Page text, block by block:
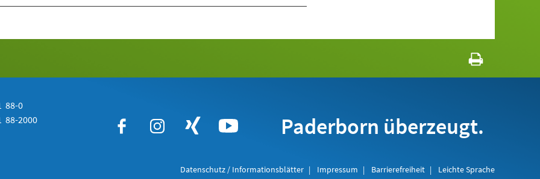
88-0
88-2000 Paderborn überzeugt.
Datenschutz / Informationsblätter Impressum Barrierefreiheit Leichte Sprache